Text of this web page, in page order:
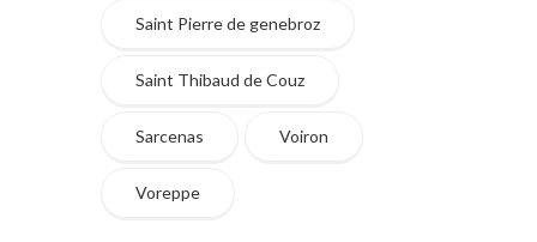
Saint Pierre de genebroz
Saint Thibaud de Couz
Sarcenas Voiron
Voreppe